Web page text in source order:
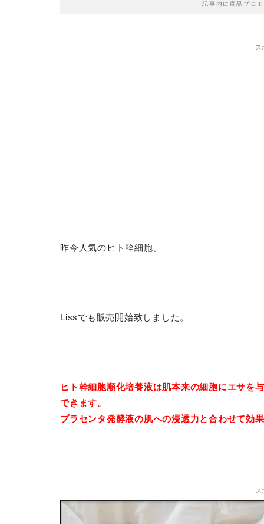
記事内に商品プロ
ス
昨今人気のヒト幹細胞。
Lissでも販売開始致しました。
ヒト幹細胞順化培養液は肌本来の細胞にエサを
できます。
プラセンタ発酵液の肌への浸透力と合わせて効
ス